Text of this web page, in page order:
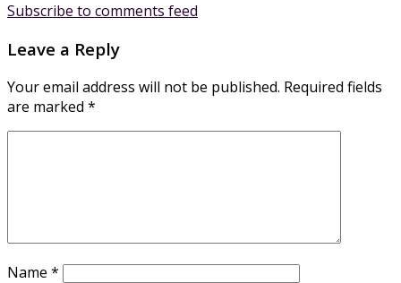
Subscribe to comments feed
Leave a Reply
Your email address will not be published. Required fields
are marked *
Name *